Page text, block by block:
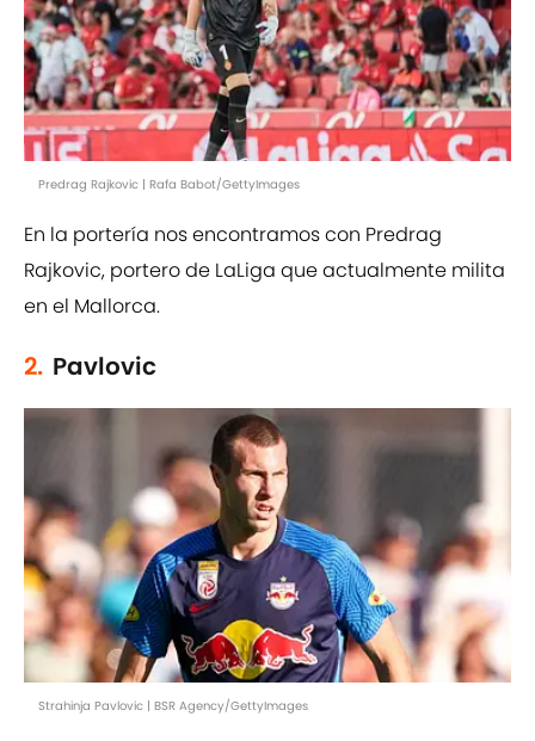
Predrag Rajkovic | Rafa Babot/GettyImages
En la portería nos encontramos con Predrag
Rajkovic, portero de LaLiga que actualmente milita
en el Mallorca.
2. Pavlovic
Strahinja Pavlovic | BSR Agency/GettyImages